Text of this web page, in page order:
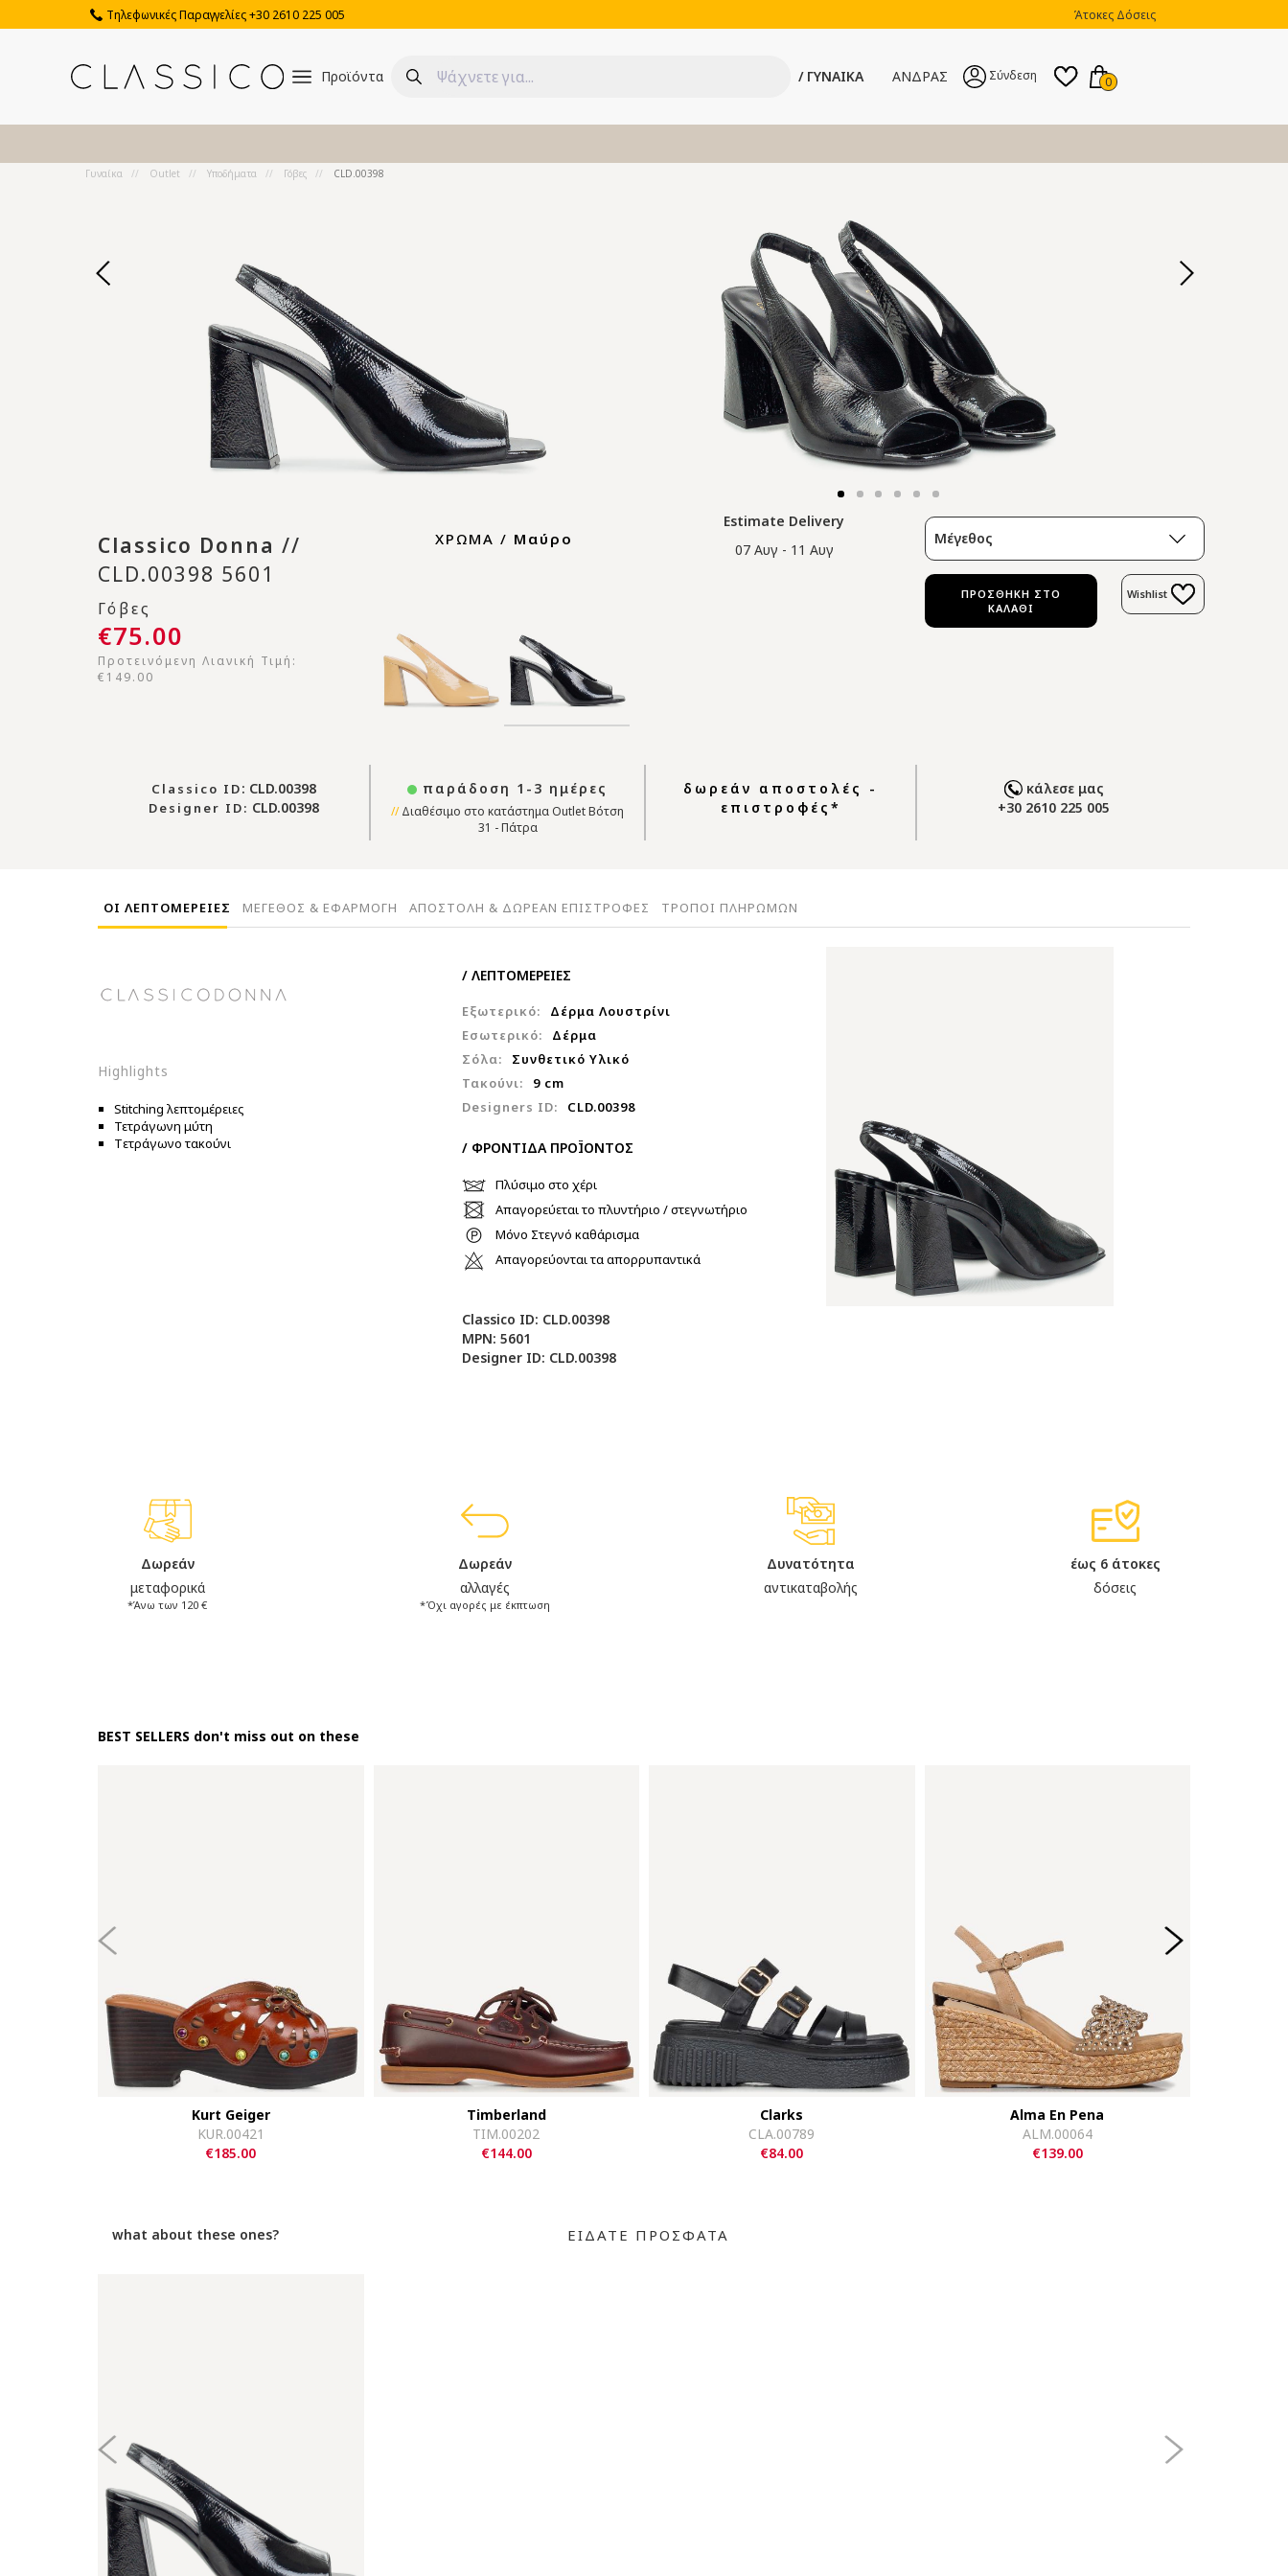
Τηλεφωνικές Παραγγελίες +30 2610 225 005 Άτοκες Δόσεις
Προϊόντα ΓΥΝΑΙΚΑ ΑΝΔΡΑΣ Σύνδεση 0
Γυναίκα Outlet Υποδήματα Γόβες CLD.00398
Classico Donna //
CLD.00398 5601
Γόβες
€75.00
Προτεινόμενη Λιανική Τιμή:
€149.00
ΧΡΩΜΑ / Μαύρο
Estimate Delivery
07 Αυγ - 11 Αυγ
Μέγεθος
ΠΡΟΣΘΗΚΗ ΣΤΟ
ΚΑΛΑΘΙ
Wishlist
Classico ID: CLD.00398
Designer ID: CLD.00398
παράδοση 1-3 ημέρες
Διαθέσιμο στο κατάστημα Outlet Βότση
31 - Πάτρα
δωρεάν αποστολές -
επιστροφές*
κάλεσε μας
+30 2610 225 005
ΟΙ ΛΕΠΤΟΜΕΡΕΙΕΣ ΜΕΓΕΘΟΣ & ΕΦΑΡΜΟΓΗ ΑΠΟΣΤΟΛΗ & ΔΩΡΕΑΝ ΕΠΙΣΤΡΟΦΕΣ ΤΡΟΠΟΙ ΠΛΗΡΩΜΩΝ
Highlights
Stitching λεπτομέρειες
Τετράγωνη μύτη
Tετράγωνο τακούνι
/ ΛΕΠΤΟΜΕΡΕΙΕΣ
Εξωτερικό:
Δέρμα Λουστρίνι
Εσωτερικό:
Δέρμα
Σόλα:
Συνθετικό Υλικό
Τακούνι:
9 cm
Designers ID:
CLD.00398
/ ΦΡΟΝΤΙΔΑ ΠΡΟΪΟΝΤΟΣ
Πλύσιμο στο χέρι
Απαγορεύεται το πλυντήριο / στεγνωτήριο
Μόνο Στεγνό καθάρισμα
Απαγορεύονται τα απορρυπαντικά
Classico ID: CLD.00398
MPN: 5601
Designer ID: CLD.00398
Δωρεάν
μεταφορικά
*Άνω των 120 €
Δωρεάν
αλλαγές
*Όχι αγορές με έκπτωση
Δυνατότητα
αντικαταβολής
έως 6 άτοκες
δόσεις
BEST SELLERS don't miss out on these
Kurt Geiger
KUR.00421
€185.00
Timberland
TIM.00202
€144.00
Clarks
CLA.00789
€84.00
Alma En Pena
ALM.00064
€139.00
what about these ones? ΕΙΔΑΤΕ ΠΡΟΣΦΑΤΑ